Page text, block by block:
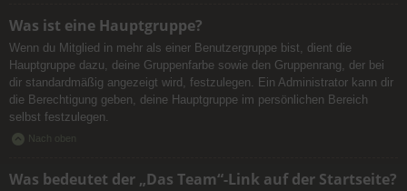
Was ist eine Hauptgruppe?
Wenn du Mitglied in mehr als einer Benutzergruppe bist, dient die
Hauptgruppe dazu, deine Gruppenfarbe sowie den Gruppenrang, der bei
dir standardmäßig angezeigt wird, festzulegen. Ein Administrator kann dir
die Berechtigung geben, deine Hauptgruppe im persönlichen Bereich
selbst festzulegen.
Nach oben
Was bedeutet der „Das Team“-Link auf der Startseite?